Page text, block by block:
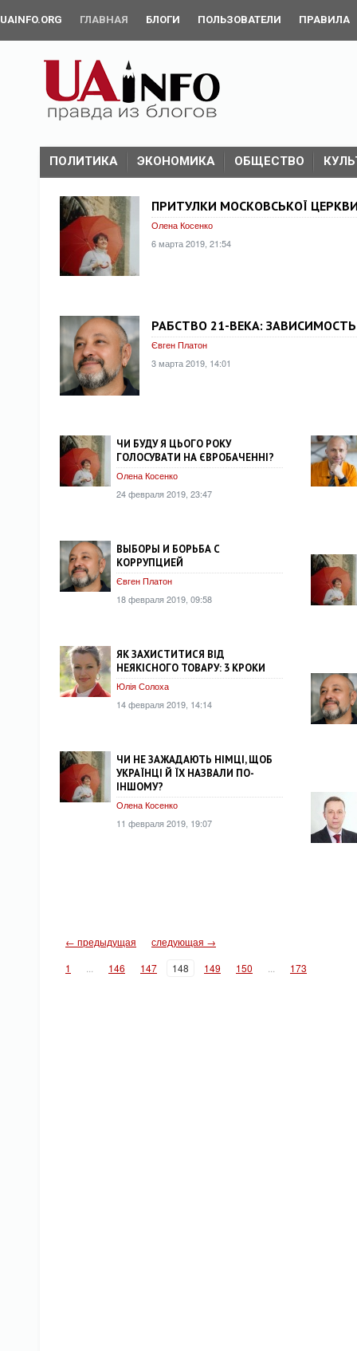
UAINFO.ORG ГЛАВНАЯ БЛОГИ ПОЛЬЗОВАТЕЛИ ПРАВИЛА
ПОЛИТИКА ЭКОНОМИКА ОБЩЕСТВО
ПРИТУЛКИ МОСКОВСЬКОЇ
Олена Косенко
6 марта 2019, 21:54
РАБСТВО 21-ВЕКА:
Євген Платон
3 марта 2019, 14:01
ЧИ БУДУ Я ЦЬОГО РОКУ
ГОЛОСУВАТИ НА ЄВРОБАЧЕННІ?
Олена Косенко
24 февраля 2019, 23:47
ВЫБОРЫ И БОРЬБА С
КОРРУПЦИЕЙ
Євген Платон
18 февраля 2019, 09:58
ЯК ЗАХИСТИТИСЯ ВІД
НЕЯКІСНОГО ТОВАРУ: 3 КРОКИ
Юлія Солоха
14 февраля 2019, 14:14
ЧИ НЕ ЗАЖАДАЮТЬ НІМЦІ, ЩОБ
УКРАЇНЦІ Й ЇХ НАЗВАЛИ ПО-
ІНШОМУ?
Олена Косенко
11 февраля 2019, 19:07
← предыдущая
следующая →
1
... 146 147 148 149 150 ... 173